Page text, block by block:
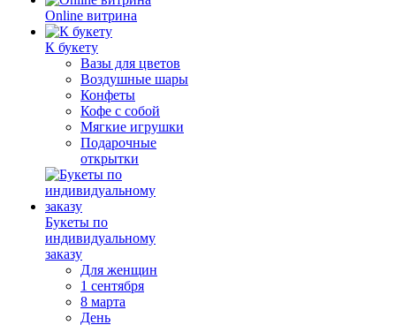
Online витрина
К букету
Вазы для цветов
Воздушные шары
Конфеты
Кофе с собой
Мягкие игрушки
Подарочные
открытки
Букеты по
индивидуальному
заказу
Для женщин
1 сентября
8 марта
День